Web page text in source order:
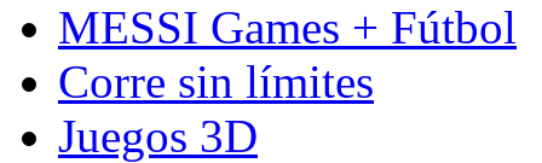
MESSI Games + Fútbol
Corre sin límites
Juegos 3D